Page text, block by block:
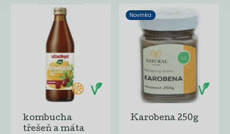
kombucha
třešeň a máta
Novinka
Karobena 250g